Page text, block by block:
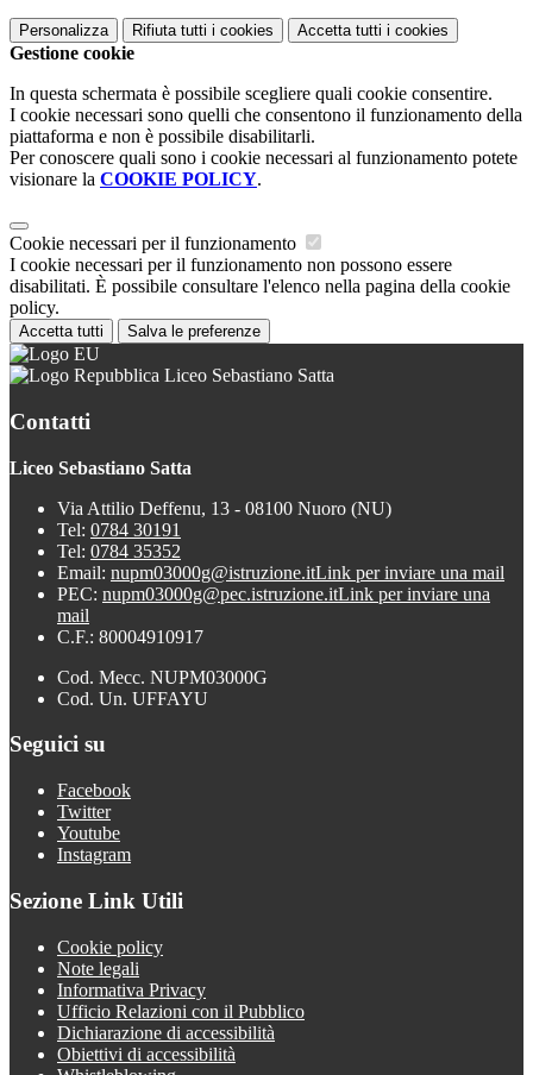
Personalizza Rifiuta tutti i cookies Accetta tutti i cookies
Gestione cookie
In questa schermata è possibile scegliere quali cookie consentire.
I cookie necessari sono quelli che consentono il funzionamento della
piattaforma e non è possibile disabilitarli.
Per conoscere quali sono i cookie necessari al funzionamento potete
visionare la COOKIE POLICY.
Cookie necessari per il funzionamento
I cookie necessari per il funzionamento non possono essere
disabilitati. È possibile consultare l'elenco nella pagina della cookie
policy.
Accetta tutti Salva le preferenze
Liceo Sebastiano Satta
Contatti
Liceo Sebastiano Satta
Via Attilio Deffenu, 13 - 08100 Nuoro (NU)
Tel: 0784 30191
Tel: 0784 35352
Email: nupm03000g@istruzione.itLink per inviare una mail
PEC: nupm03000g@pec.istruzione.itLink per inviare una
mail
C.F.: 80004910917
Cod. Mecc. NUPM03000G
Cod. Un. UFFAYU
Seguici su
Facebook
Twitter
Youtube
Instagram
Sezione Link Utili
Cookie policy
Note legali
Informativa Privacy
Ufficio Relazioni con il Pubblico
Dichiarazione di accessibilità
Obiettivi di accessibilità